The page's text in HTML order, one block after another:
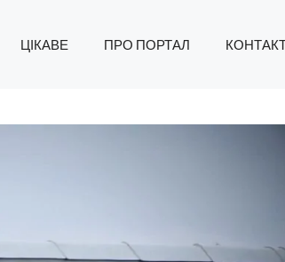
ЦІКАВЕ ПРО ПОРТАЛ